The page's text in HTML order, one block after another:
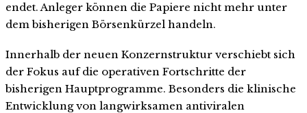
endet. Anleger können die Papiere nicht mehr unter
dem bisherigen Börsenkürzel handeln.
Innerhalb der neuen Konzernstruktur verschiebt sich
der Fokus auf die operativen Fortschritte der
bisherigen Hauptprogramme. Besonders die klinische
Entwicklung von langwirksamen antiviralen